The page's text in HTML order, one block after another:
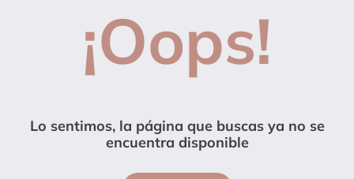
¡Oops!
Lo sentimos, la página que buscas ya no se
encuentra disponible